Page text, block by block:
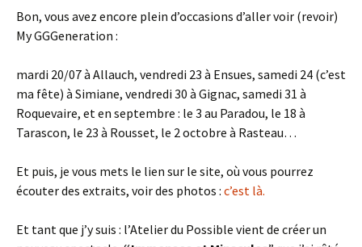
Bon, vous avez encore plein d’occasions d’aller voir (revoir)
My GGGeneration :
mardi 20/07 à Allauch, vendredi 23 à Ensues, samedi 24 (c’est
ma fête) à Simiane, vendredi 30 à Gignac, samedi 31 à
Roquevaire, et en septembre : le 3 au Paradou, le 18 à
Tarascon, le 23 à Rousset, le 2 octobre à Rasteau…
Et puis, je vous mets le lien sur le site, où vous pourrez
écouter des extraits, voir des photos : c’est là.
Et tant que j’y suis : l’Atelier du Possible vient de créer un